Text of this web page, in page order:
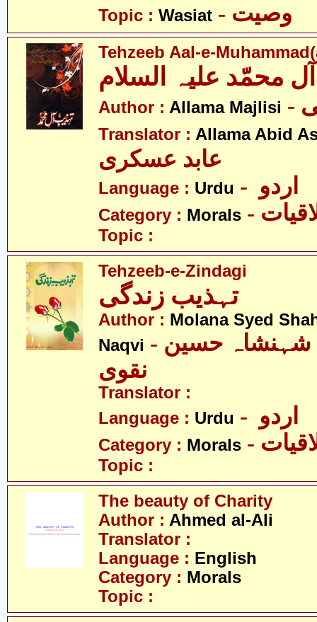
Topic : Wasiat - وصیت
Tehzeeb Aal-e-
Author : Allama Majlisi
Translator : Allama Abid
عابد عسکری
Language : Urdu
Category : Morals
Topic :
Tehzeeb-e-Zindagi
تہذیب زندگی
Author : Molana Syed
Naqvi - مولانا سیّد شہنشاہ حسین
نقوی
Translator :
Language : Urdu
Category : Morals
Topic :
The beauty of Charity
Author : Ahmed al-Ali
Translator :
Language : English
Category : Morals
Topic :